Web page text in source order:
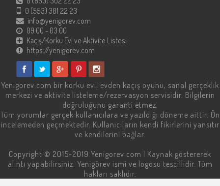
0 (553) 301 22 23
info@yenigorev.com
09:00 - 03:00
Kaçış/Korku Evi ve Aktivite Listesi
https://yenigorev.com
Yenigorev.com bir korku evi, evden kaçış oyunu, sanal gerçeklik
merkezi ve aktivite listeleme/rezervasyon servisidir. Bilgilerin
doğruluğunu garanti etmez.
Tüm yorumlar gerçek kullanıcılara ve yazıldığı döneme aittir. Ön
incelemeden geçmektedir. Kullanıcıların kendi fikirlerini yansıtır
ve kendilerini bağlar.
Copyright © 2015-2019 Yenigorev.com | Kaynak göstererek
alıntı yapabilirsiniz. Yenigörev ismi ve logosu tescillidir. Tüm
hakları saklıdır.